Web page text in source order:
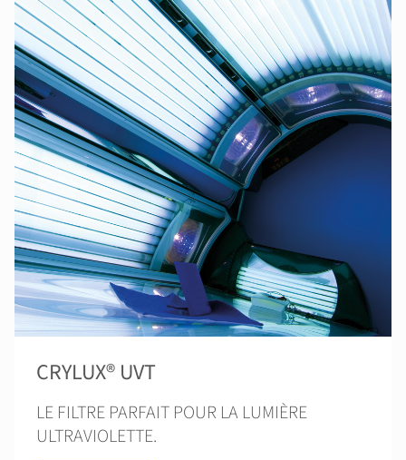
CRYLUX® UVT
LE FILTRE PARFAIT POUR LA LUMIÈRE
ULTRAVIOLETTE.